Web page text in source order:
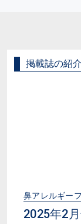
掲載誌の紹介
鼻アレルギー
2025年2